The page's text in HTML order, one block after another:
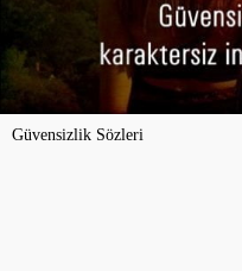
Güvensizlik Sözleri